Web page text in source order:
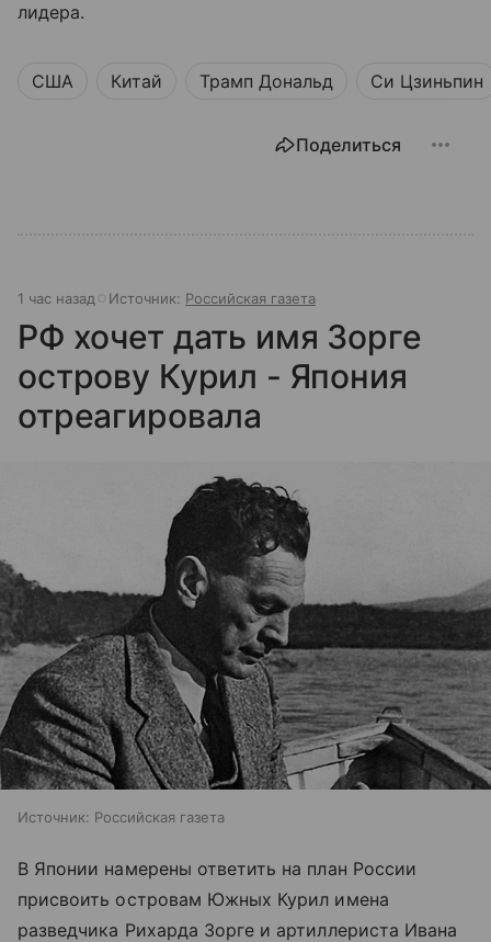
лидера.
США Китай Трамп Дональд Си Цзиньпин
Поделиться
1 час назад Источник: Российская газета
РФ хочет дать имя Зорге
острову Курил - Япония
отреагировала
Источник: Российская газета
В Японии намерены ответить на план России
присвоить островам Южных Курил имена
разведчика Рихарда Зорге и артиллериста Ивана